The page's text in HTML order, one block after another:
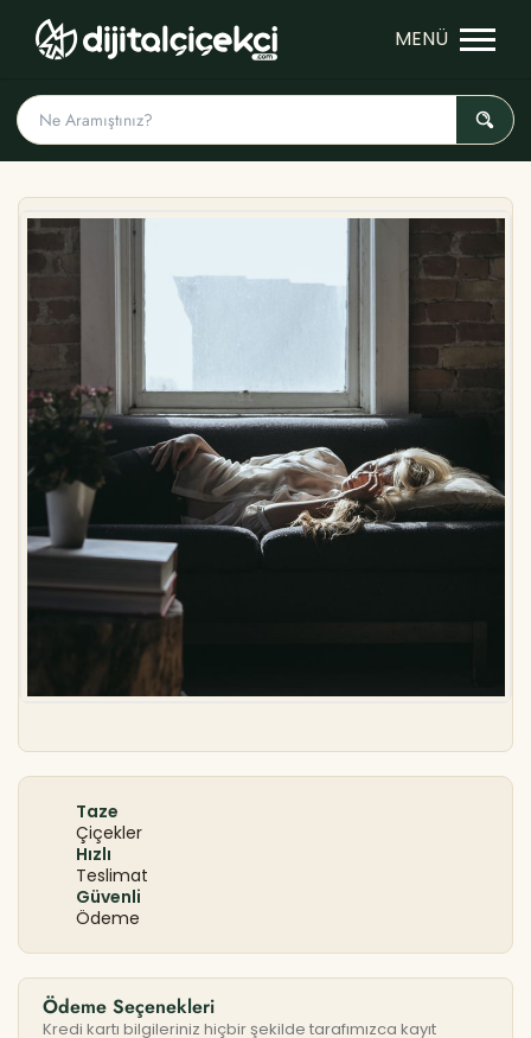
Taze
Çiçekler
Hızlı
Teslimat
Güvenli
Ödeme
Ödeme Seçenekleri
Kredi kartı bilgileriniz hiçbir şekilde tarafımızca kayıt